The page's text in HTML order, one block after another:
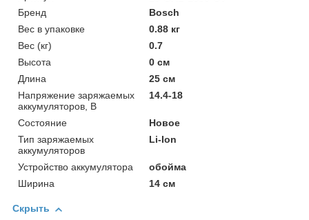
Бренд
Bosch
Вес в упаковке
0.88 кг
Вес (кг)
0.7
Высота
0 см
Длина
25 см
Напряжение заряжаемых
аккумуляторов, В
14.4-18
Состояние
Новое
Тип заряжаемых
аккумуляторов
Li-Ion
Устройство аккумулятора
обойма
Ширина
14 см
Скрыть